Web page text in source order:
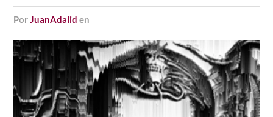
porJuanAdalid en